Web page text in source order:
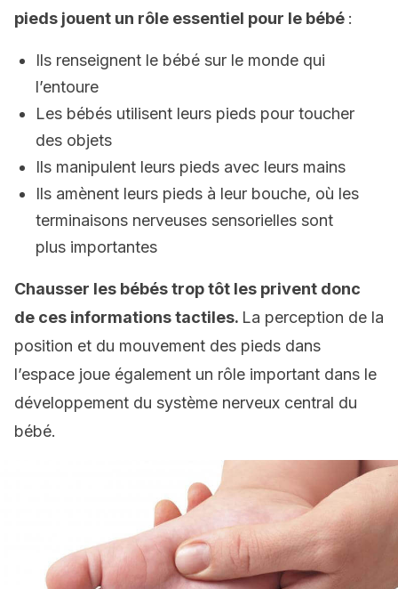
pieds jouent un rôle essentiel pour le bébé :
Ils renseignent le bébé sur le monde qui
l’entoure
Les bébés utilisent leurs pieds pour toucher
des objets
Ils manipulent leurs pieds avec leurs mains
Ils amènent leurs pieds à leur bouche, où les
terminaisons nerveuses sensorielles sont
plus importantes
Chausser les bébés trop tôt les privent donc
de ces informations tactiles. La perception de la
position et du mouvement des pieds dans
l’espace joue également un rôle important dans le
développement du système nerveux central du
bébé.